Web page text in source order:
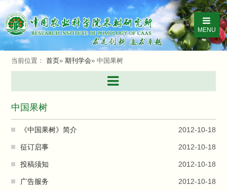
MENU
当前位置：首页»期刊学会» 中国果树
中国果树
2012-10-18
《中国果树》简介
2012-10-18
征订启事
2012-10-18
投稿须知
2012-10-18
广告服务